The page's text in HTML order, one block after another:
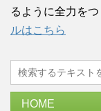
るように全力を
ルはこちら
HOME